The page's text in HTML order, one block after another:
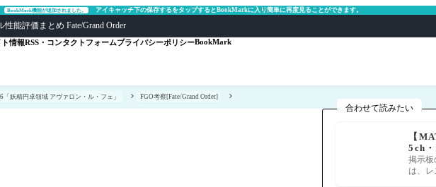
BookMark機能が追加されました。 アイキャッチ下の保存するをタップするとBookMarkに入り簡単に再度見ることができます。
能評価まとめ Fate/Grand Order
情報RSS・コンタクトフォームプライバシーポリシーBookMark
妖精円卓領域 アヴァロン・ル・フェ」 FGO考察[Fate/Grand Order]
合わせて読みたい
【
5ch
ちゃ
ば・
掲示
は、